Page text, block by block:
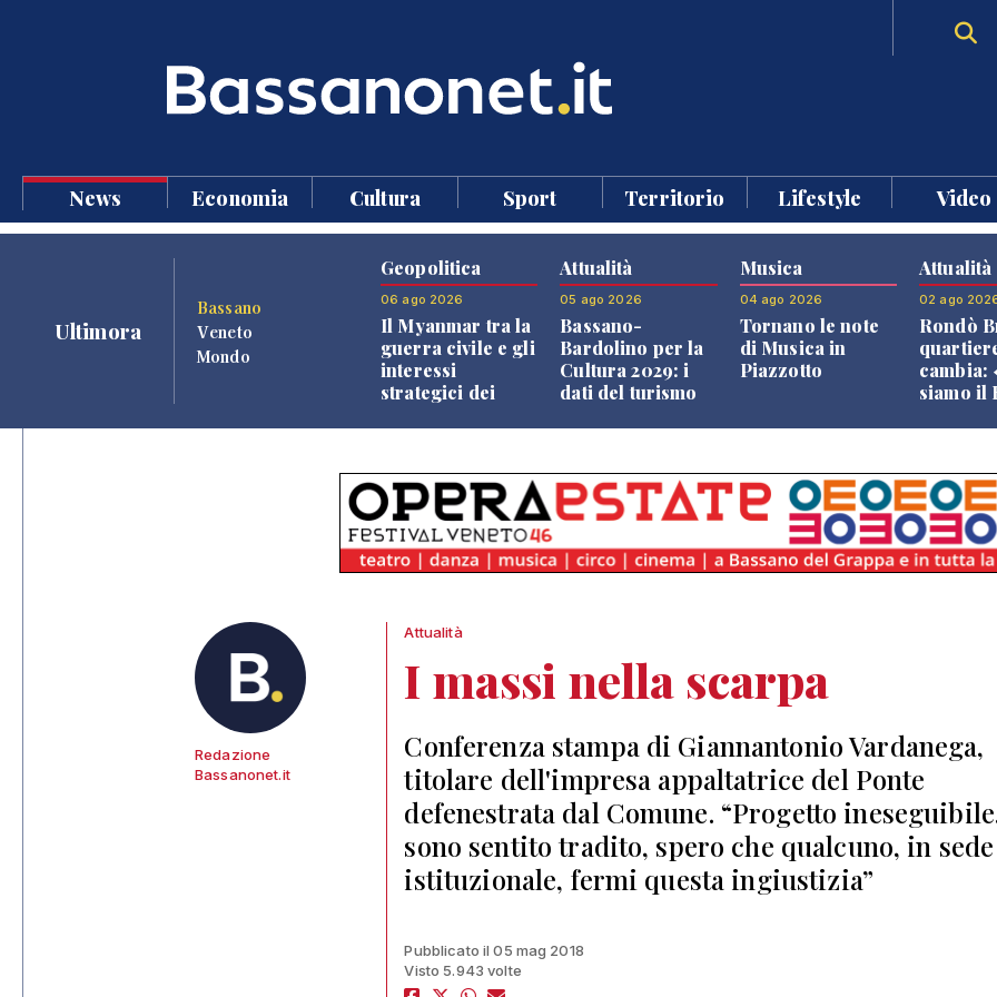
News Economia Cultura Sport Territorio Lifestyle Video
Ultimora
Bassano
Veneto
Mondo
Geopolitica
06 ago 2026
Il Myanmar tra la
guerra civile e gli
interessi
strategici dei
Attualità
05 ago 2026
Bassano-
Bardolino per la
Cultura 2029: i
dati del turismo
Musica
04 ago 2026
Tornano le note
di Musica in
Piazzotto
Attualità
02 ago
Rondò
cambia:
siamo il
Redazione
Bassanonet.it
Attualità
I massi nella scarpa
Conferenza stampa di Giannantonio Vardanega,
titolare dell'impresa appaltatrice del Ponte
defenestrata dal Comune. “Progetto
sono sentito tradito, spero che qualcuno, in sede
istituzionale, fermi questa ingiustizia”
Pubblicato il 05 mag 2018
Visto 5.943 volte